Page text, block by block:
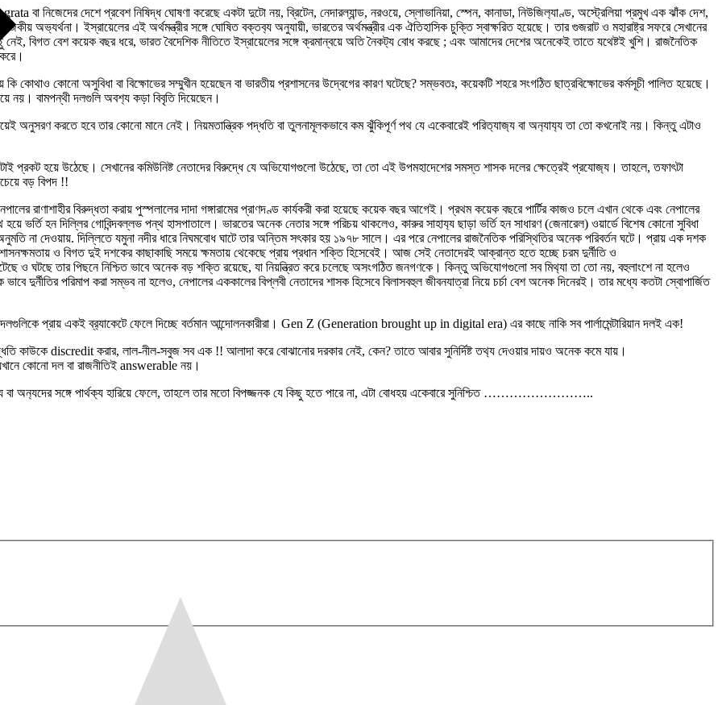
নিজেদের দেশে প্রবেশ নিষিদ্ধ ঘোষণা করেছে একটা দুটো নয়, ব্রিটেন, নেদারল্যান্ড, নরওয়ে, স্লোভানিয়া, স্পেন, কানাডা, নিউজিল‍্যাণ্ড, অস্ট্রেলিয়া প্রমুখ এক ঝাঁক দেশ,
অভ‍্যর্থনা। ইস্রায়েলের এই অর্থমন্ত্রীর সঙ্গে ঘোষিত বক্তব‍্য অনুযায়ী, ভারতের অর্থমন্ত্রীর এক ঐতিহাসিক চুক্তি স্বাক্ষরিত হয়েছে। তার গুজরাট ও মহারাষ্ট্র সফরে সেখানের
বিগত বেশ কয়েক বছর ধরে, ভারত বৈদেশিক নীতিতে ইস্রায়েলের সঙ্গে ক্রমান্বয়ে অতি নৈকট‍্য বোধ করছে ; এবং আমাদের দেশের অনেকেই তাতে যথেষ্টই খুশি। রাজনৈতিক
কোথাও কোনো অসুবিধা বা বিক্ষোভের সম্মুখীন হয়েছেন বা ভারতীয় প্রশাসনের উদ্বেগের কারণ ঘটেছে? সম্ভবতঃ, কয়েকটি শহরে সংগঠিত ছাত্রবিক্ষোভের কর্মসূচী পালিত হয়েছে।
নয়। বামপন্থী দলগুলি অবশ‍্য কড়া বিবৃতি দিয়েছেন।
অনুসরণ করতে হবে তার কোনো মানে নেই। নিয়মতান্ত্রিক পদ্ধতি বা তুলনামূলকভাবে কম ঝুঁকিপূর্ণ পথ যে একেবারেই পরিত‍্যাজ‍্য বা অন‍্যায‍্য তা তো কখনোই নয়। কিন্তু এটাও
প্রকট হয়ে উঠেছে। সেখানের কমিউনিষ্ট নেতাদের বিরুদ্ধে যে অভিযোগগুলো উঠেছে, তা তো এই উপমহাদেশের সমস্ত শাসক দলের ক্ষেত্রেই প্রযোজ‍্য। তাহলে, তফাৎটা
বড় বিপদ !!
রাণাশাহীর বিরুদ্ধতা করায় পুস্পলালের দাদা গঙ্গারামের প্রাণদণ্ড কার্যকরী করা হয়েছে কয়েক বছর আগেই। প্রথম কয়েক বছরে পার্টির কাজও চলে এখান থেকে এবং নেপালের
হন দিল্লির গোবিন্দবল্লভ পন্থ হাসপাতালে। ভারতের অনেক নেতার সঙ্গে পরিচয় থাকলেও, কারুর সাহায‍্য ছাড়া ভর্তি হন সাধারণ (জেনারেল) ওয়ার্ডে বিশেষ কোনো সুবিধা
না দেওয়ায়. দিল্লিতে যমুনা নদীর ধারে নিঘমবোধ ঘাটে তার অন্তিম সৎকার হয় ১৯৭৮ সালে। এর পরে নেপালের রাজনৈতিক পরিস্থিতির অনেক পরিবর্তন ঘটে। প্রায় এক দশক
শাসনক্ষমতায় ও বিগত দুই দশকের কাছাকাছি সময়ে ক্ষমতায় থেকেছে প্রায় প্রধান শক্তি হিসেবেই। আজ সেই নেতাদেরই আক্রান্ত হতে হচ্ছে চরম দুর্নীতি ও
ও ঘটছে তার পিছনে নিশ্চিত ভাবে অনেক বড় শক্তি রয়েছে, যা নিয়ন্ত্রিত করে চলেছে অসংগঠিত জনগণকে। কিন্তু অভিযোগগুলো সব মিথ‍্যা তা তো নয়, বহুলাংশে না হলেও
দুর্নীতির পরিমাপ করা সম্ভব না হলেও, নেপালের এককালের বিপ্লবী নেতাদের শাসক হিসেবে বিলাসবহুল জীবনযাত্রা নিয়ে চর্চা বেশ অনেক দিনেরই। তার মধ্যে কতটা স্বোপার্জিত
প্রায় একই ব্র‍্যাকেটে ফেলে দিচ্ছে বর্তমান আন্দোলনকারীরা। Gen Z (Generation brought up in digital era) এর কাছে নাকি সব পার্লামেন্টারিয়ান দলই এক!
কাউকে discredit করার, লাল-নীল-সবুজ সব এক !! আলাদা করে বোঝানোর দরকার নেই, কেন? তাতে আবার সুনির্দিষ্ট তথ‍্য দেওয়ার দায়ও অনেক কমে যায়।
কোনো দল বা রাজনীতিই answerable নয়।
বা অন‍্যদের সঙ্গে পার্থক‍্য হারিয়ে ফেলে, তাহলে তার মতো বিপজ্জনক যে কিছু হতে পারে না, এটা বোধহয় একেবারে সুনিশ্চিত ……………………..